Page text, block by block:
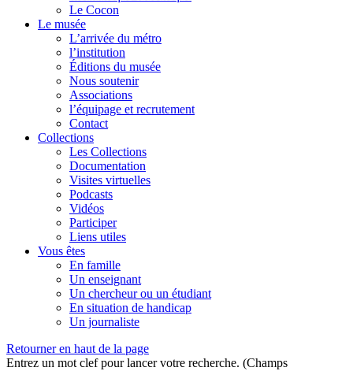
Le Cocon
Le musée
L’arrivée du métro
l’institution
Éditions du musée
Nous soutenir
Associations
l’équipage et recrutement
Contact
Collections
Les Collections
Documentation
Visites virtuelles
Podcasts
Vidéos
Participer
Liens utiles
Vous êtes
En famille
Un enseignant
Un chercheur ou un étudiant
En situation de handicap
Un journaliste
Retourner en haut de la page
Entrez un mot clef pour lancer votre recherche. (Champs